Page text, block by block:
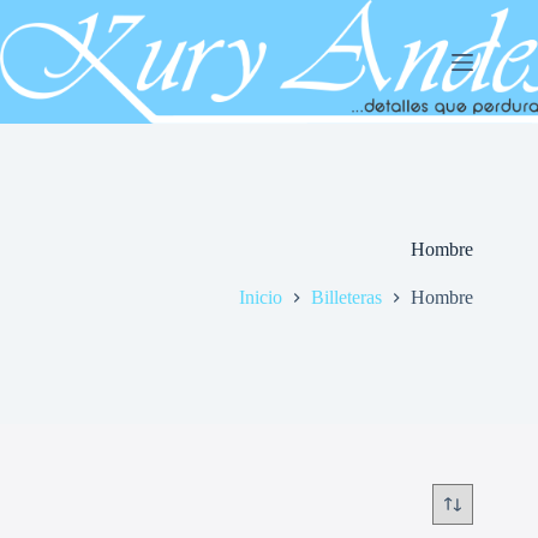
al
contenido
Hombre
Inicio Billeteras Hombre